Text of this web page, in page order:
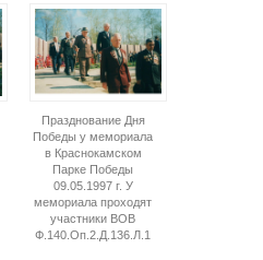
Празднование Дня
Победы у мемориала
в Краснокамском
Парке Победы
09.05.1997 г. У
мемориала проходят
участники ВОВ
Ф.140.Оп.2.Д.136.Л.1